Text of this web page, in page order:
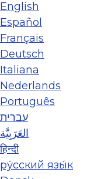
English
Español
Français
Deutsch
Italiana
Nederlands
Português
עברית
العَرَبِيَّة
हिन्दी
ру́сский язы́к